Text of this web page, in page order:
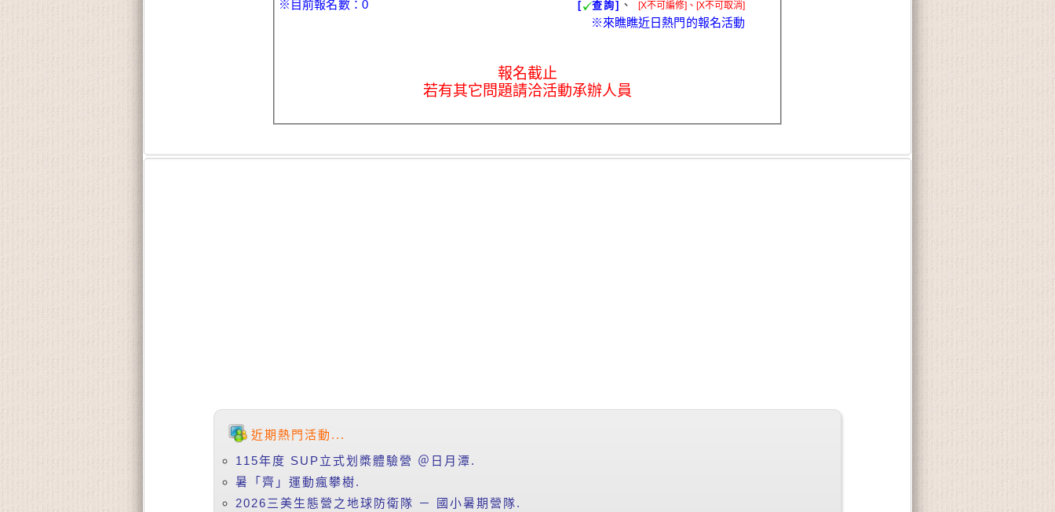
※目前報名數：0 [ 查詢] 、 [X不可編修]、[X不可取消]
※來瞧瞧近日熱門的報名活動
報名截止
若有其它問題請洽活動承辦人員
近期熱門活動...
115年度 SUP立式划槳體驗營 ＠日月潭.
暑「齊」運動瘋攀樹.
2026三美生態營之地球防衛隊 － 國小暑期營隊.